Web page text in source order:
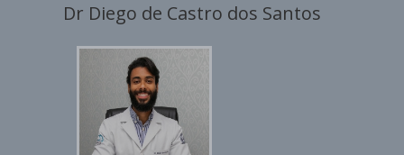
Dr Diego de Castro dos Santos